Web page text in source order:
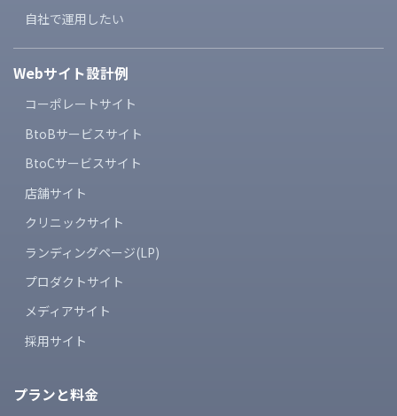
自社で運用したい
Webサイト設計例
コーポレートサイト
BtoBサービスサイト
BtoCサービスサイト
店舗サイト
クリニックサイト
ランディングページ(LP)
プロダクトサイト
メディアサイト
採用サイト
プランと料金